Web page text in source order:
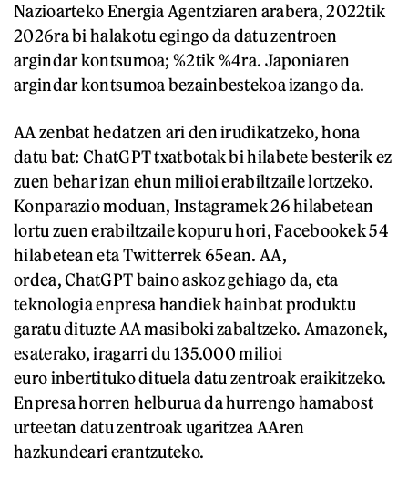
Nazioarteko Energia Agentziaren arabera, 2022tik
2026ra bi halakotu egingo da datu zentroen
argindar kontsumoa; %2tik %4ra. Japoniaren
argindar kontsumoa bezainbestekoa izango da.
AA zenbat hedatzen ari den irudikatzeko, hona
datu bat: ChatGPT txatbotak bi hilabete besterik ez
zuen behar izan ehun milioi erabiltzaile lortzeko.
Konparazio moduan, Instagramek 26 hilabetean
lortu zuen erabiltzaile kopuru hori, Facebookek 54
hilabetean eta Twitterrek 65ean. AA,
ordea, ChatGPT baino askoz gehiago da, eta
teknologia enpresa handiek hainbat produktu
garatu dituzte AA masiboki zabaltzeko. Amazonek,
esaterako, iragarri du 135.000 milioi
euro inbertituko dituela datu zentroak eraikitzeko.
Enpresa horren helburua da hurrengo hamabost
urteetan datu zentroak ugaritzea AAren
hazkundeari erantzuteko.